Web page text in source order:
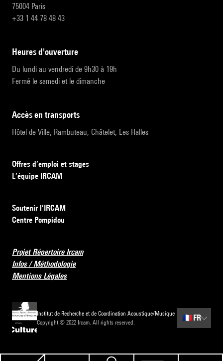
75004 Paris
+33 1 44 78 48 43
heures d'ouverture
Du lundi au vendredi de 9h30 à 19h
Fermé le samedi et le dimanche
accès en transports
Hôtel de Ville, Rambuteau, Châtelet, Les Halles
Offres d’emploi et stages
L’équipe IRCAM
Soutenir l’IRCAM
Centre Pompidou
Projet Répertoire Ircam
Infos / Méthodologie
Mentions Légales
Institut de Recherche et de Coordination Acoustique/Musique
Copyright © 2022 Ircam. All rights reserved.
🇫🇷 FR